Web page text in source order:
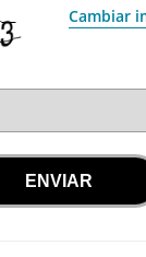
Cambiar